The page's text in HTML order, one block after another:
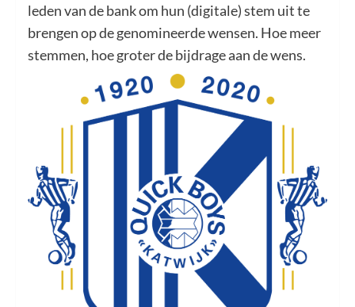
leden van de bank om hun (digitale) stem uit te
brengen op de genomineerde wensen. Hoe meer
stemmen, hoe groter de bijdrage aan de wens.